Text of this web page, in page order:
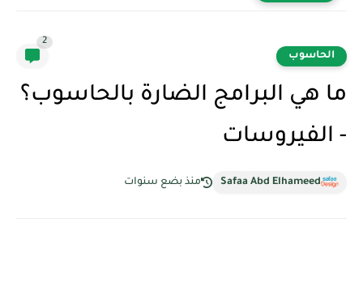
الحاسوب
2
ما هي البرامج الضارة بالحاسوب؟
- الفيروسات
Safaa Abd Elhameed منذ بضع سنوات